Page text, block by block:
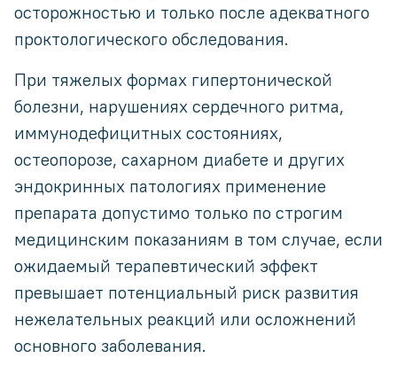
осторожностью и только после адекватного
проктологического обследования.
При тяжелых формах гипертонической
болезни, нарушениях сердечного ритма,
иммунодефицитных состояниях,
остеопорозе, сахарном диабете и других
эндокринных патологиях применение
препарата допустимо только по строгим
медицинским показаниям в том случае, если
ожидаемый терапевтический эффект
превышает потенциальный риск развития
нежелательных реакций или осложнений
основного заболевания.